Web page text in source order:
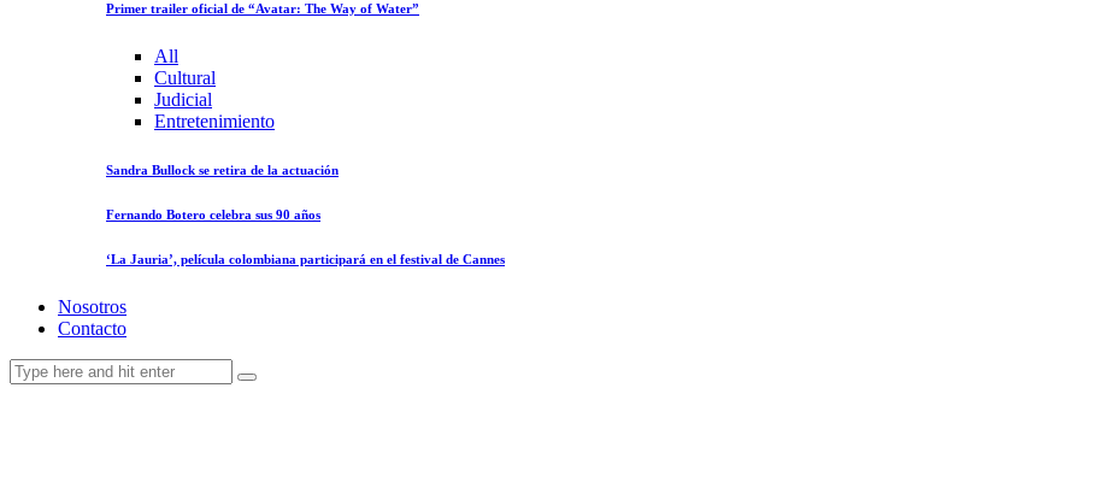
Primer trailer oficial de “Avatar: The Way of Water”
All
Cultural
Judicial
Entretenimiento
Sandra Bullock se retira de la actuación
Fernando Botero celebra sus 90 años
‘La Jauria’, película colombiana participará en el festival de Cannes
Nosotros
Contacto